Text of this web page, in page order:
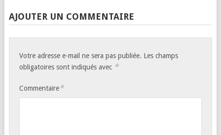
AJOUTER UN COMMENTAIRE
Votre adresse e-mail ne sera pas publiée. Les champs
obligatoires sont indiqués avec *
Commentaire*